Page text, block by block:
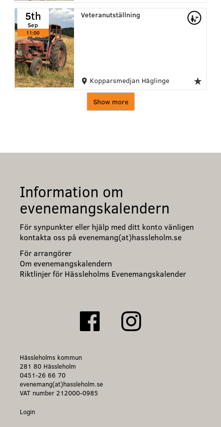
Veteranutställning
5th
Sep
11:00
Kopparsmedjan Häglinge
Show more
Information om
evenemangskalendern
För synpunkter eller hjälp med ditt konto vänligen
kontakta oss på evenemang(at)hassleholm.se
För arrangörer
Om evenemangskalendern
Riktlinjer för Hässleholms Evenemangskalender
Hässleholms kommun
281 80 Hässleholm
0451-26 66 70
evenemang(at)hassleholm.se
VAT number 212000-0985
Login